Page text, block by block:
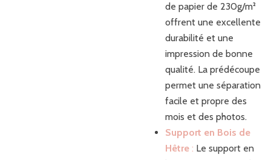
de papier de 230g/m²
offrent une excellente
durabilité et une
impression de bonne
qualité. La prédécoupe
permet une séparation
facile et propre des
mois et des photos.
Support en Bois de
Hêtre : Le support en